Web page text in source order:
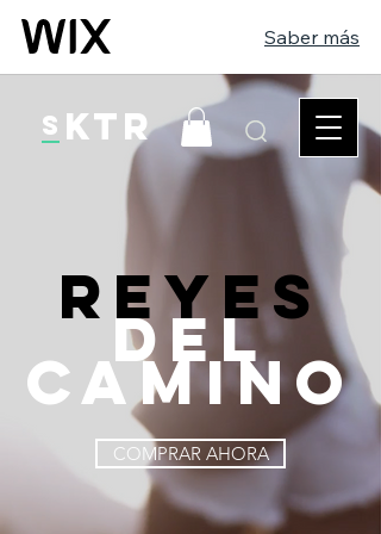
Saber más